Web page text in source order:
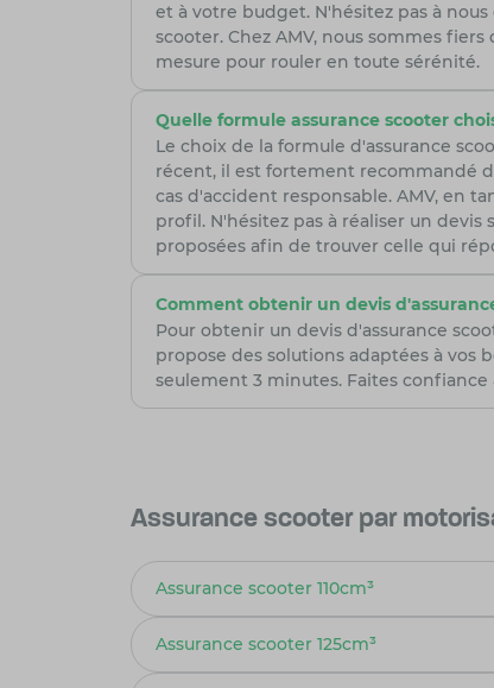
et à votre budget. N'hésitez pas à
scooter. Chez AMV, nous sommes
mesure pour rouler en toute sérénité.
Quelle formule assurance scooter
Le choix de la formule d'assurance
récent, il est fortement recommandé
cas d'accident responsable. AMV, en
profil. N'hésitez pas à réaliser un
proposées afin de trouver celle qui
Comment obtenir un devis
Pour obtenir un devis d'assurance
propose des solutions adaptées à
seulement 3 minutes. Faites
Assurance scooter par
Assurance scooter 110cm³
Assurance scooter 125cm³